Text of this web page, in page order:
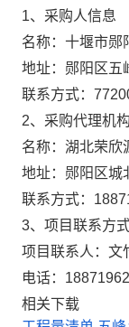
1、采购人信息
名称： 十堰市郧
地址： 郧阳区五
联系方式：
2、采购代理机
名称： 湖北荣欣
地址： 郧阳区城
联系方式：
3、项目联系方
项目联系人： 文
电话：
相关下载